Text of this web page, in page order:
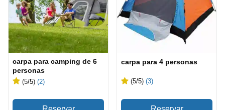
carpa para camping de 6
personas
(5/5) (2)
carpa para 4 personas
(5/5) (3)